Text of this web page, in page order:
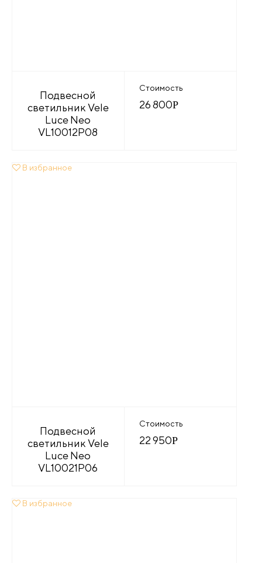
Подвесной
светильник Vele
Luce Neo
VL10012P08
Стоимость
26 800Р
В избранное
Подвесной
светильник Vele
Luce Neo
VL10021P06
Стоимость
22 950Р
В избранное